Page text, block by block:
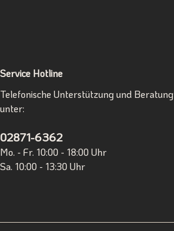
Service Hotline
Telefonische Unterstützung und Beratung
unter:
02871-6362
Mo. - Fr. 10:00 - 18:00 Uhr
Sa. 10:00 - 13:30 Uhr